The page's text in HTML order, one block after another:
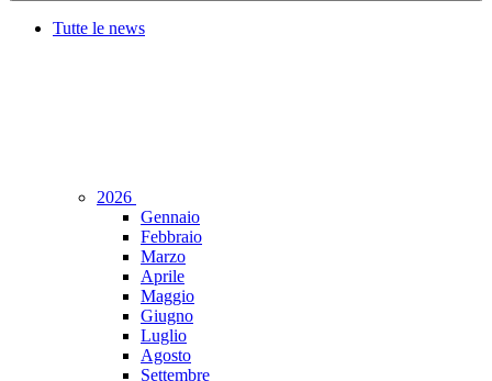
Tutte le news
2026
Gennaio
Febbraio
Marzo
Aprile
Maggio
Giugno
Luglio
Agosto
Settembre